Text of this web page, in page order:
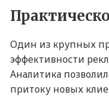
Один из крупных
эффективности
Аналитика
притоку новых